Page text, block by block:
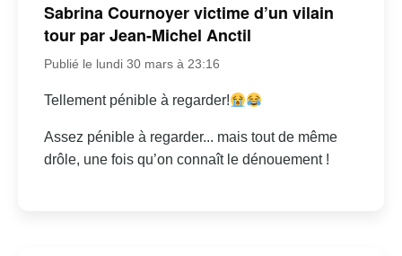
Sabrina Cournoyer victime d’un vilain
tour par Jean-Michel Anctil
Publié le lundi 30 mars à 23:16
Tellement pénible à regarder!
Assez pénible à regarder... mais tout de même
drôle, une fois qu’on connaît le dénouement !